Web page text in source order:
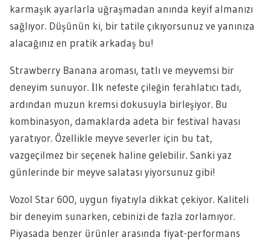
karmaşık ayarlarla uğraşmadan anında keyif almanızı
sağlıyor. Düşünün ki, bir tatile çıkıyorsunuz ve yanınıza
alacağınız en pratik arkadaş bu!
Strawberry Banana aroması, tatlı ve meyvemsi bir
deneyim sunuyor. İlk nefeste çileğin ferahlatıcı tadı,
ardından muzun kremsi dokusuyla birleşiyor. Bu
kombinasyon, damaklarda adeta bir festival havası
yaratıyor. Özellikle meyve severler için bu tat,
vazgeçilmez bir seçenek haline gelebilir. Sanki yaz
günlerinde bir meyve salatası yiyorsunuz gibi!
Vozol Star 600, uygun fiyatıyla dikkat çekiyor. Kaliteli
bir deneyim sunarken, cebinizi de fazla zorlamıyor.
Piyasada benzer ürünler arasında fiyat-performans